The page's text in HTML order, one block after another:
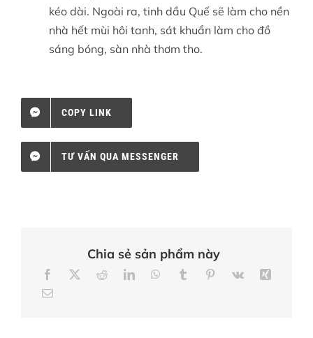
kéo dài. Ngoài ra, tinh dầu Quế sẽ làm cho nền
nhà hết mùi hôi tanh, sát khuẩn làm cho đồ
sáng bóng, sàn nhà thơm tho.
COPY LINK
TƯ VẤN QUA MESSENGER
Chia sẻ sản phẩm này